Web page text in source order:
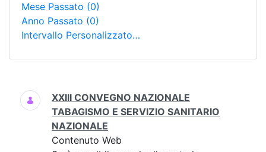
Mese Passato (0)
Anno Passato (0)
Intervallo Personalizzato…
Ricerca
XXIII CONVEGNO NAZIONALE
TABAGISMO E SERVIZIO SANITARIO
NAZIONALE
Contenuto Web